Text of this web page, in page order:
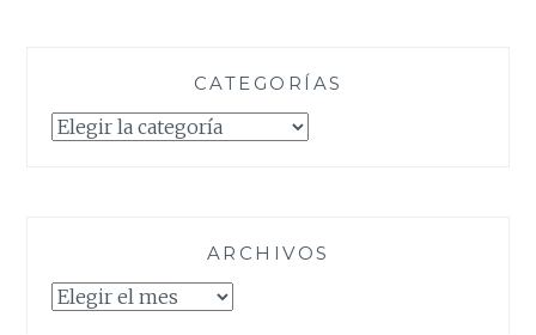
CATEGORÍAS
Categorías
ARCHIVOS
Archivos